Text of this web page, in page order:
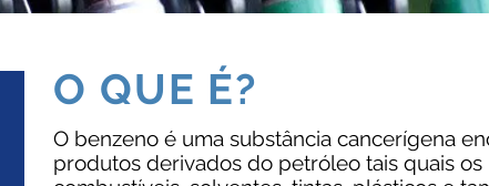
O QUE É?
O benzeno é uma substância cancerígena
produtos derivados do petróleo tais quais os